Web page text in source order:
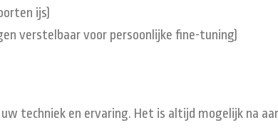
ijs)
verstelbaar voor persoonlijke fine-tuning)
techniek en ervaring. Het is altijd mogelijk na